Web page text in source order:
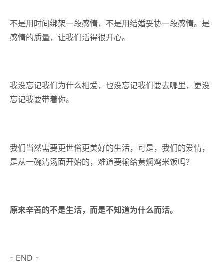
不是用时间绑架一段感情，不是用结婚妥协一段感情。是
感情的质量，让我们活得很开心。
我没忘记我们为什么相爱，也没忘记我们要去哪里，更没
忘记我要带着你。
我们当然需要更世俗更美好的生活，可是，我们的爱情，
是从一碗清汤面开始的，难道要输给黄焖鸡米饭吗？
原来辛苦的不是生活，而是不知道为什么而活。
- END -